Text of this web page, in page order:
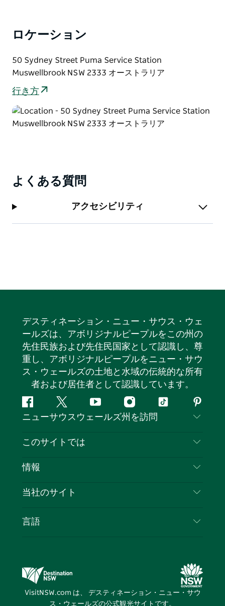
ロケーション
50 Sydney Street Puma Service Station
Muswellbrook NSW 2333 オーストラリア
行き方
よくある質問
アクセシビリティ
デスティネーション・ニュー・サウス・ウェ
ールズは、アボリジナルピープルをこの州の
先住民族および先住民国家として認識し、尊
重し、アボリジナルピープルをニュー・サウ
ス・ウェールズの土地と水域の伝統的な所有
者および居住者として認識しています。
フ
ェ
ス
ッ
ツ
イ
タ
ユ
ー
イ
ン
テ
ピ
ン
レ
ト
ニューサウスウェールズ州を訪問
お問い合わせ
クッキーに関する通知
このサイトでは
目的地
イベント
情報
旅行情報
NSWでのビジネス
当社のサイト
デスティネーション・ニュー・サウス・ウェール
ズメディアセンター
言語
VisitNSW.com は、 デスティネーション・ニュー・サウ
ス・ウェールズの公式観光サイトです。